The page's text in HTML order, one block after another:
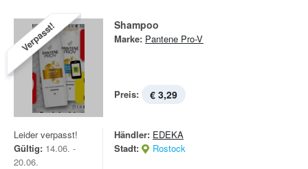
Verpasst! Shampoo
Marke: Pantene Pro-V
Preis: € 3,29
Leider verpasst!
Gültig: 14.06. -
20.06.
Händler: EDEKA
Stadt:
Rostock